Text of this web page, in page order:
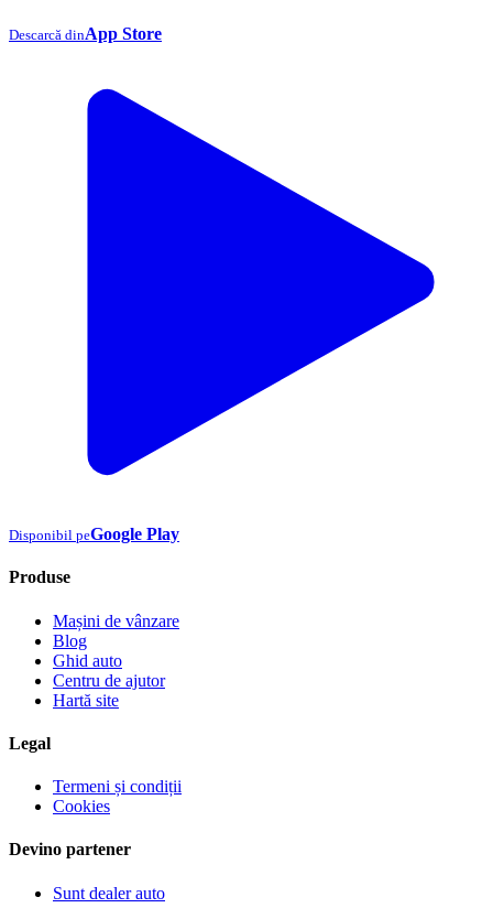
Descarcă dinApp Store
Disponibil peGoogle Play
Produse
Mașini de vânzare
Blog
Ghid auto
Centru de ajutor
Hartă site
Legal
Termeni și condiții
Cookies
Devino partener
Sunt dealer auto